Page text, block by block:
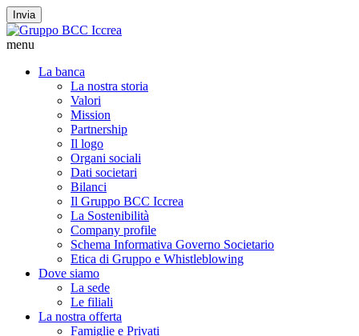
Invia
menu
La banca
La nostra storia
Valori
Mission
Partnership
Il logo
Organi sociali
Dati societari
Bilanci
Il Gruppo BCC Iccrea
La Sostenibilità
Company profile
Schema Informativa Governo Societario
Etica di Gruppo e Whistleblowing
Dove siamo
La sede
Le filiali
La nostra offerta
Famiglie e Privati